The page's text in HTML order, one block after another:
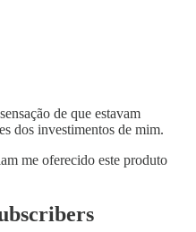
de que estavam
dos investimentos de mim.
me oferecido este produto